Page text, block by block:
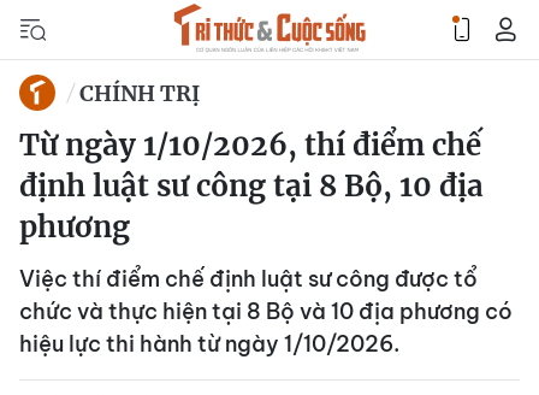
CHÍNH TRỊ
Từ ngày 1/10/2026, thí điểm chế
định luật sư công tại 8 Bộ, 10 địa
phương
Việc thí điểm chế định luật sư công được tổ
chức và thực hiện tại 8 Bộ và 10 địa phương có
hiệu lực thi hành từ ngày 1/10/2026.